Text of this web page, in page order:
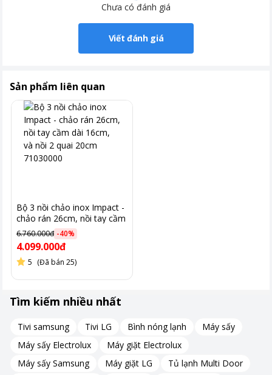
Sản phẩm được trang bị đáy từ thế hệ 4 mới nhất hiện nay. Đáy
nồi truyền nhiệt nhanh và đồng đều đến mọi bề mặt. Tính năng
này giúp thức ăn chín đều và giữ nguyên dưỡng chất.
Cấu trúc đa lớp bền bỉ
Thân nồi được chế tác từ nhôm cao cấp với cấu tạo nhiều lớp
dày dặn. Thiết kế này mang lại khả năng giữ nhiệt vượt trội.
Người dùng tiết kiệm được thời gian và năng lượng khi nấu
nướng.
Chưa có đánh giá
Viết đánh giá
Sản phẩm liên quan
Bộ 3 nồi chảo inox Impact -
chảo rán 26cm, nồi tay cầm
dài 16cm, và nồi 2 quai
20cm 71030000
6.760.000đ -40%
4.099.000đ
5 (Đã bán 25)
Tìm kiếm nhiều nhất
Tivi samsung Tivi LG Bình nóng lạnh
Máy sấy
Máy sấy Electrolux
Máy giặt Electrolux
Máy sấy Samsung
Máy giặt LG
Tủ lạnh Multi Door